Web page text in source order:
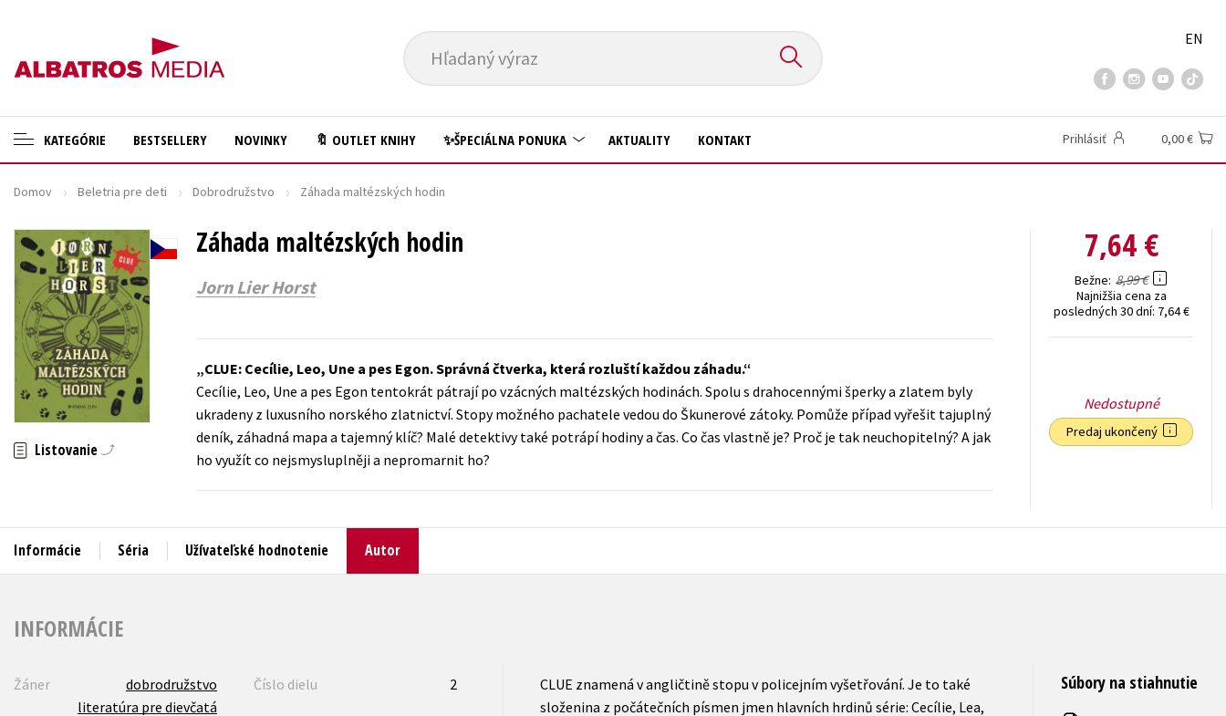
Hľadaný výraz
EN
KATEGÓRIE
🛍️ Darčekové poukazy
✍️Knihy s podpisom
🎁 Limitované balíčky
🔥 Výhodné predpredaje
🏷️ Zlacnené knihy
⚔️ Zaklínač na CD
🔖Outlet knihy
Auto - moto
Cestovanie
Darčekové publikácie
Doplnkový sortiment
Ezoterika a duchovný svet
História a military
Hobby
Humanitné a spoločenské vedy
Kariéra a osobný rozvoj
Krížovky
Ostatné
Počítače
Učebnice
Umenie a kultúra
Výchova a pedagogika
Young adult
BESTSELLERY NOVINKY 🔖 OUTLET KNIHY ✨ŠPECIÁLNA PONUKA AKTUALITY KONTAKT Prihlásiť 0,00 €
Domov Beletria pre deti Dobrodružstvo Záhada maltézských hodin
Záhada maltézských hodin
Jorn Lier Horst
Listovanie
CLUE: Cecílie, Leo, Une a pes Egon. Správná čtverka, která rozluští každou záhadu.
Cecílie, Leo, Une a pes Egon tentokrát pátrají po vzácných maltézských hodinách. Spolu s drahocennými šperky a zlatem byly
ukradeny z luxusního norského zlatnictví. Stopy možného pachatele vedou do Škunerové zátoky. Pomůže případ vyřešit tajuplný
deník, záhadná mapa a tajemný klíč? Malé detektivy také potrápí hodiny a čas. Co čas vlastně je? Proč je tak neuchopitelný? A jak
ho využít co nejsmysluplněji a nepromarnit ho?
7,64 €
Bežne 8,99 €
Najnižšia cena za
posledných 30 dní: 7,64 €
Nedostupné
Predaj ukončený
Informácie Séria Užívateľské hodnotenie Autor
INFORMÁCIE
Žáner
dobrodružstvo
literatúra pre dievčatá
Číslo dielu 2
CLUE znamená v angličtině stopu v policejním vyšetřování. Je to také
složenina z počátečních písmen jmen hlavních hrdinů série: Cecílie, Lea,
Súbory na stiahnutie